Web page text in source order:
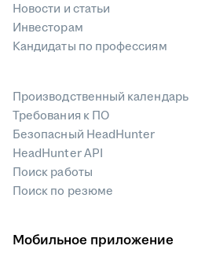
Новости и статьи
Инвесторам
Кандидаты по профессиям
Производственный календарь
Требования к ПО
Безопасный HeadHunter
HeadHunter API
Поиск работы
Поиск по резюме
Мобильное приложение